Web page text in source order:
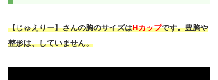
【じゅえりー】さんの胸のサイズはHカップです。豊胸や
整形は、していません。